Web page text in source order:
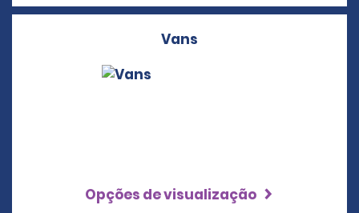
Vans
Opções de visualização